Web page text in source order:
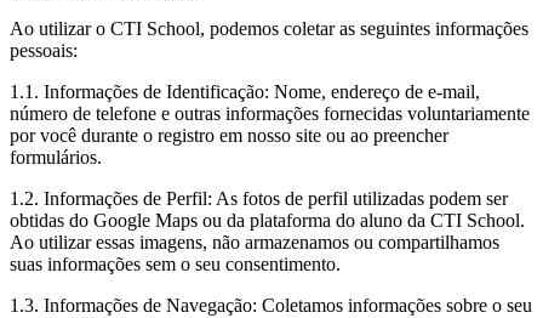
Ao utilizar o CTI School, podemos coletar as seguintes informações
pessoais:
1.1. Informações de Identificação: Nome, endereço de e-mail,
número de telefone e outras informações fornecidas voluntariamente
por você durante o registro em nosso site ou ao preencher
formulários.
1.2. Informações de Perfil: As fotos de perfil utilizadas podem ser
obtidas do Google Maps ou da plataforma do aluno da CTI School.
Ao utilizar essas imagens, não armazenamos ou compartilhamos
suas informações sem o seu consentimento.
1.3. Informações de Navegação: Coletamos informações sobre o seu